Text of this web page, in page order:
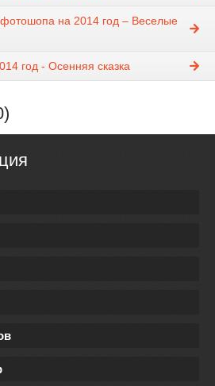
фотошопа на 2014 год – Веселые
год - Осенняя сказка